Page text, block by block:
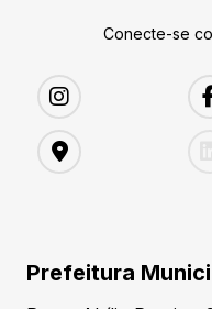
Conecte-se
Prefeitura